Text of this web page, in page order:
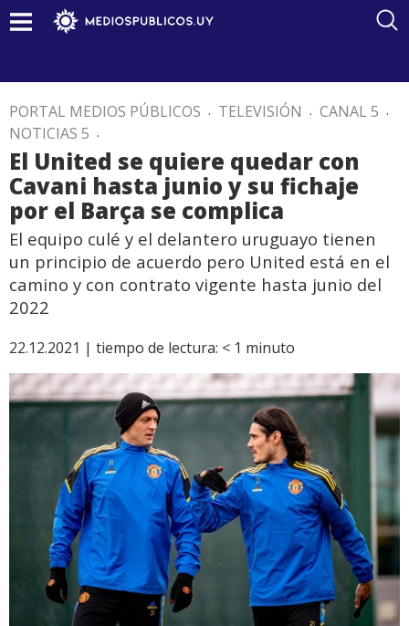
PORTAL MEDIOS PÚBLICOS . TELEVISIÓN . CANAL 5 .
NOTICIAS 5 .
El United se quiere quedar con
Cavani hasta junio y su fichaje
por el Barça se complica
El equipo culé y el delantero uruguayo tienen
un principio de acuerdo pero United está en el
camino y con contrato vigente hasta junio del
2022
22.12.2021 | tiempo de lectura: < 1 minuto